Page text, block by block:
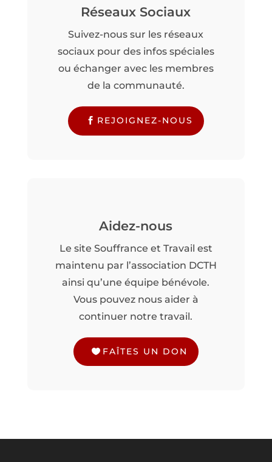
Réseaux Sociaux
Suivez-nous sur les réseaux
sociaux pour des infos spéciales
ou échanger avec les membres
de la communauté.
REJOIGNEZ-NOUS
Aidez-nous
Le site Souffrance et Travail est
maintenu par l’association DCTH
ainsi qu’une équipe bénévole.
Vous pouvez nous aider à
continuer notre travail.
FAÎTES UN DON